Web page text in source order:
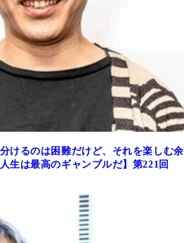
けるのは困難だけど、それを楽しむ余
生は最高のギャンブルだ】第221回